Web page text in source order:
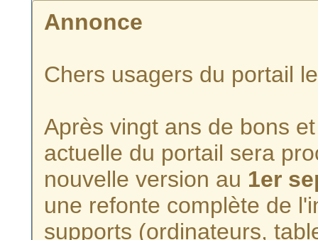
Annonce
Chers usagers du portail
Après vingt ans de bons
actuelle du portail sera
nouvelle version au 1er
une refonte complète de
supports (ordinateurs,